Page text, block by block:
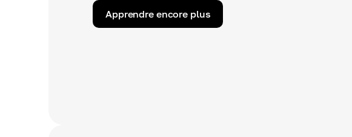
Apprendre encore plus